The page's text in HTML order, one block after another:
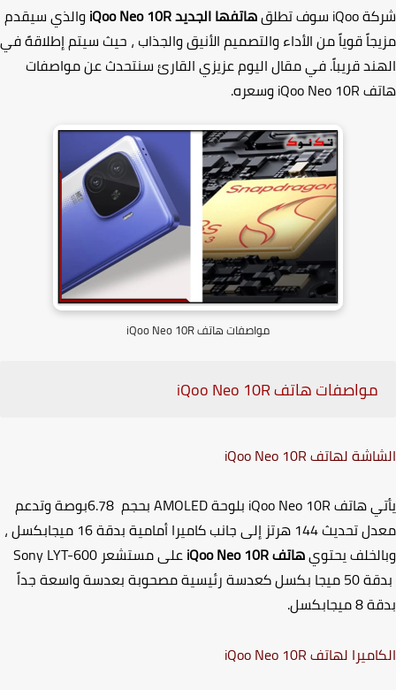
iQooسوف تطلقهاتفها الجديدiQoo Neo 10Rوالذي سيقدم
قوياً من الأداء والتصميم الأنيق والجذاب، حيث سيتم إطلاقهً في
قريباً. في مقال اليوم عزيزي القارئ سنتحدث عن مواصفات
iQoo Neo 10Rوسعره.
مواصفات هاتف iQoo Neo 10R
مواصفات هاتفiQoo Neo 10R
لهاتفiQoo Neo 10R
هاتفiQoo Neo 10RبلوحةAMOLEDبحجم6.78بوصة وتدعم
معدل تحديث 144 هرتز إلى جانب كاميرا أمامية بدقة 16 ميجابكسل ،
يحتويهاتفiQoo Neo 10Rعلى مستشعرSony LYT-600
بدقة 50 ميجا بكسل كعدسة رئيسية مصحوبة بعدسة واسعة جداً
لهاتفiQoo Neo 10R